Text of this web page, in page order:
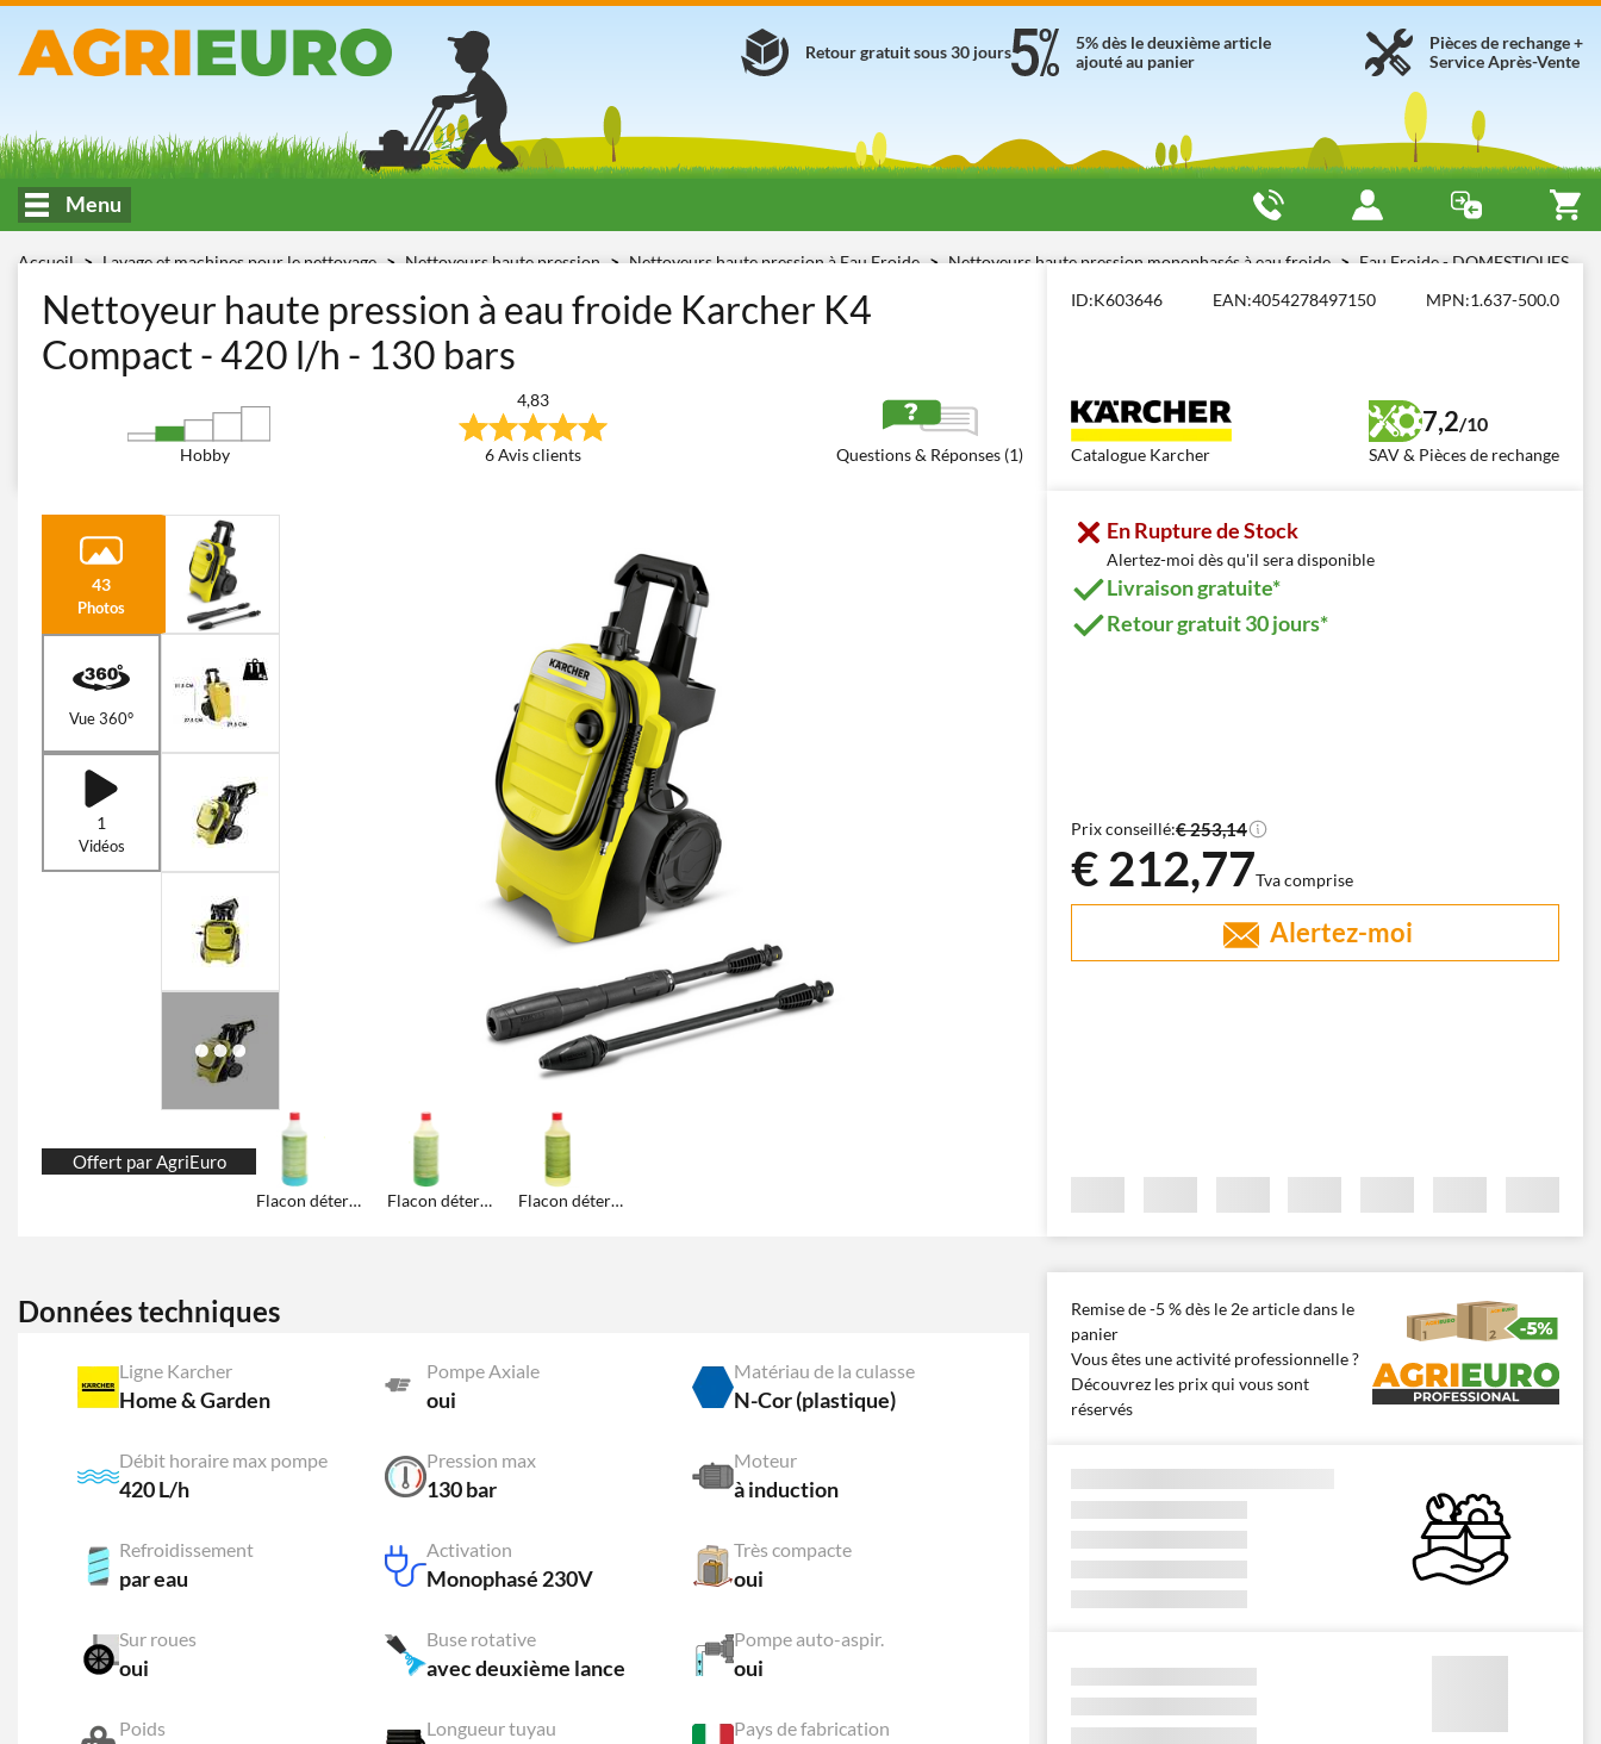
Pièces de rechange +
Service Après-Vente
5% dès le deuxième article
ajouté au panier
Retour gratuit sous 30 jours
Menu
Accueil Lavage et machines pour le nettoyage Nettoyeurs haute pression Nettoyeurs haute pression à Eau Froide Nettoyeurs haute pression monophasés à eau froide
Eau Froide - DOMESTIQUES
Nettoyeur haute pression à eau froide Karcher K4
Compact - 420 l/h - 130 bars
Hobby
4,83
6 Avis clients Questions & Réponses (1)
ID:K603646 EAN:4054278497150 MPN:1.637-500.0
Catalogue Karcher
7,2/10
SAV & Pièces de rechange
43
Photos
Vue 360°
1
Vidéos
Offert par AgriEuro
Flacon détergent Gral Flacon détergent Oil & Smog Clean Flacon détergent Mold & Moss Clean
En Rupture de Stock
Alertez-moi dès qu'il sera disponible
Livraison gratuite*
Retour gratuit 30 jours*
Prix conseillé:€ 253,14
€ 212,77Tva comprise
Alertez-moi
Données techniques
Ligne Karcher
Home & Garden
Pompe Axiale
oui
Matériau de la culasse
N-Cor (plastique)
Débit horaire max pompe
420 L/h
Pression max
130 bar
Moteur
à induction
Refroidissement
par eau
Activation
Monophasé 230V
Très compacte
oui
Sur roues
oui
Buse rotative
avec deuxième lance
Pompe auto-aspir.
oui
Poids Longueur tuyau Pays de fabrication
Remise de -5 % dès le 2e article dans le
panier
Vous êtes une activité professionnelle ?
Découvrez les prix qui vous sont
réservés